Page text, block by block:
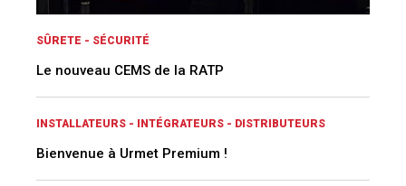
SFPI se réorganise
Personnalisation chez Resideo